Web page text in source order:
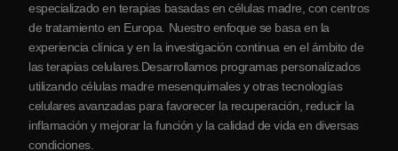
Colaboraciones
especializado en terapias basadas en células madre, con centros
de tratamiento en Europa. Nuestro enfoque se basa en la
experiencia clínica y en la investigación continua en el ámbito de
las terapias celulares.Desarrollamos programas personalizados
utilizando células madre mesenquimales y otras tecnologías
celulares avanzadas para favorecer la recuperación, reducir la
inflamación y mejorar la función y la calidad de vida en diversas
condiciones.